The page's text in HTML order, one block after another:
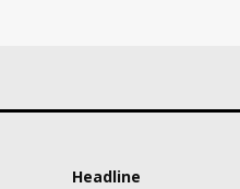
Headline